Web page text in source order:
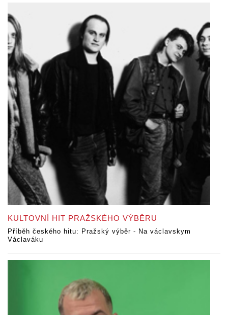
KULTOVNÍ HIT PRAŽSKÉHO VÝBĚRU
Příběh českého hitu: Pražský výběr - Na václavskym
Václaváku